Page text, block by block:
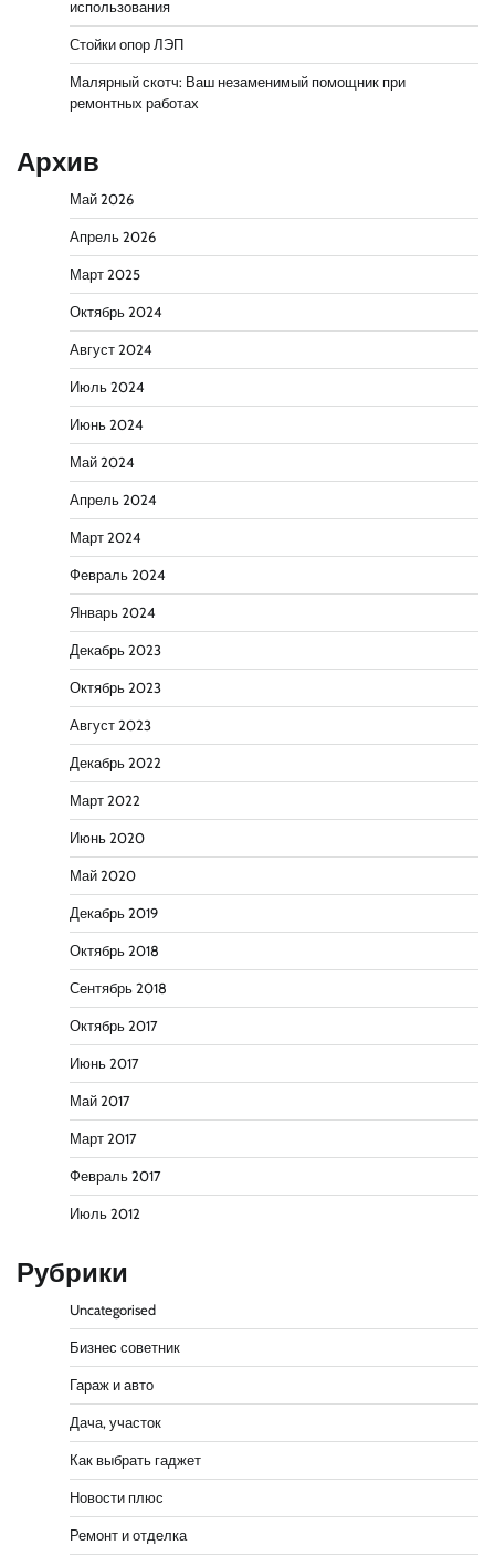
использования
Стойки опор ЛЭП
Малярный скотч: Ваш незаменимый помощник при
ремонтных работах
Архив
Май 2026
Апрель 2026
Март 2025
Октябрь 2024
Август 2024
Июль 2024
Июнь 2024
Май 2024
Апрель 2024
Март 2024
Февраль 2024
Январь 2024
Декабрь 2023
Октябрь 2023
Август 2023
Декабрь 2022
Март 2022
Июнь 2020
Май 2020
Декабрь 2019
Октябрь 2018
Сентябрь 2018
Октябрь 2017
Июнь 2017
Май 2017
Март 2017
Февраль 2017
Июль 2012
Рубрики
Uncategorised
Бизнес советник
Гараж и авто
Дача, участок
Как выбрать гаджет
Новости плюс
Ремонт и отделка